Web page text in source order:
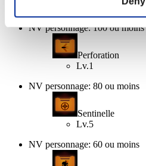
NV personnage: 100 ou moins
Perforation
Lv.1
NV personnage: 80 ou moins
Sentinelle
Lv.5
NV personnage: 60 ou moins